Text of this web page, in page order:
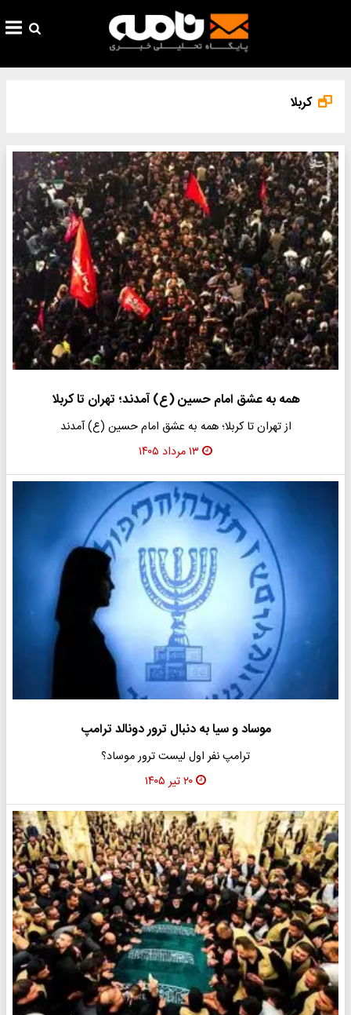
کربلا
همه به عشق امام حسین (ع) آمدند؛ تهران تا کربلا
از تهران تا کربلا؛ همه به عشق امام حسین (ع) آمدند
۱۳ مرداد ۱۴۰۵
موساد و سیا به دنبال ترور دونالد ترامپ
ترامپ نفر اول لیست ترور موساد؟
۲۰ تیر ۱۴۰۵